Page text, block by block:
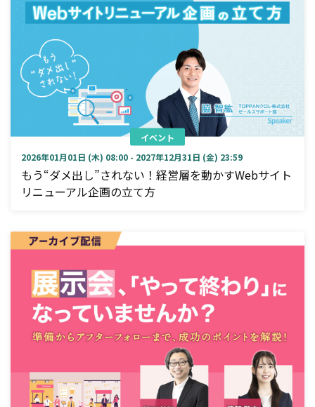
イベント
2026年01月01日 (木) 08:00 - 2027年12月31日 (金) 23:59
もう“ダメ出し”されない！経営層を動かすWebサイト
リニューアル企画の立て方